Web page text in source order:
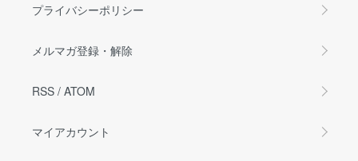
プライバシーポリシー
メルマガ登録・解除
RSS / ATOM
マイアカウント